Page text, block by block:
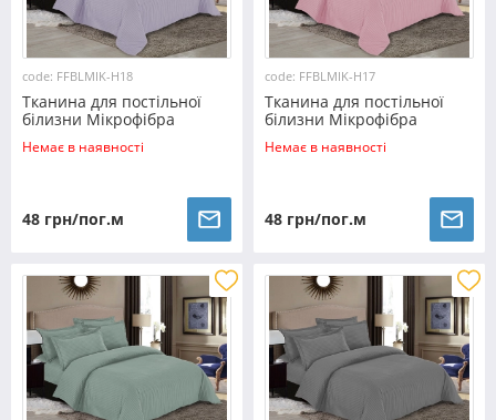
code: FFBLMIK-H18
Тканина для постільної
білизни Мікрофібра
FFBLMIK-H18 (100м)
Немає в наявності
48 грн/пог.м
code: FFBLMIK-H17
Тканина для постільної
білизни Мікрофібра
FFBLMIK-H17 (100м)
Немає в наявності
48 грн/пог.м